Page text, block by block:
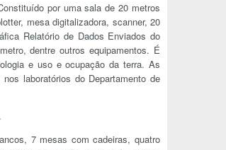
por uma sala de 20 metros
mesa digitalizadora, scanner, 20
Relatório de Dados Enviados do
dentre outros equipamentos. É
e uso e ocupação da terra. As
laboratórios do Departamento de
7 mesas com cadeiras, quatro